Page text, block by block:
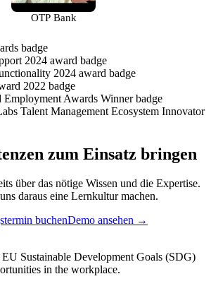
OTP Bank
zum Einsatz bringen
über das nötige Wissen und die Expertise.
daraus eine Lernkultur machen.
buchenDemo ansehen →
EU Sustainable Development Goals (SDG)
in the workplace.